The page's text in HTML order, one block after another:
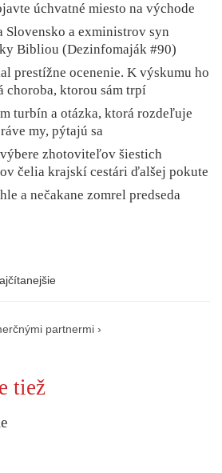
úchvatné miesto na východe
a exministrov syn
Bibliou (Dezinfomaják #90)
prestížne ocenenie. K výskumu ho
choroba, ktorou sám trpí
turbín a otázka, ktorá rozdeľuje
my, pýtajú sa
zhotoviteľov šiestich
čelia krajskí cestári ďalšej pokute
a nečakane zomrel predseda
partnermi ›
tiež